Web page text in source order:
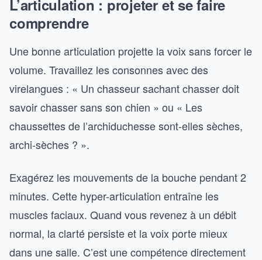
L’articulation : projeter et se faire
comprendre
Une bonne articulation projette la voix sans forcer le
volume. Travaillez les consonnes avec des
virelangues : « Un chasseur sachant chasser doit
savoir chasser sans son chien » ou « Les
chaussettes de l’archiduchesse sont-elles sèches,
archi-sèches ? ».
Exagérez les mouvements de la bouche pendant 2
minutes. Cette hyper-articulation entraîne les
muscles faciaux. Quand vous revenez à un débit
normal, la clarté persiste et la voix porte mieux
dans une salle. C’est une compétence directement